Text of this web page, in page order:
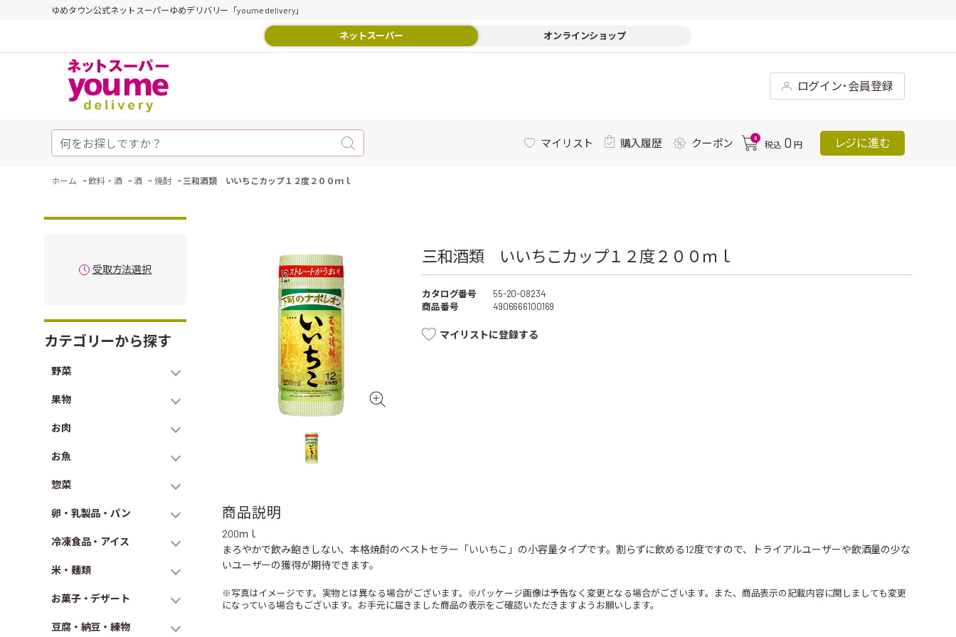
ゆめタウン公式ネットスーパーゆめデリバリー「youme delivery」
ネットスーパー オンラインショップ
ログイン･会員登録
マイリスト 購入履歴 クーポン 0
税込 0 円 レジに進む
ホーム -飲料・酒 -酒 - 焼酎 - 三和酒類 いいちこカップ１２度２００ｍｌ
受取方法選択
カテゴリーから探す
野菜
果物
お肉
お魚
惣菜
卵・乳製品・パン
冷凍食品・アイス
米・麺類
お菓子・デザート
豆腐・納豆・練物
三和酒類 いいちこカップ１２度２００ｍｌ
カタログ番号
55-20-08234
商品番号
4906666100169
マイリストに登録する
商品説明
200ｍｌ
まろやかで飲み飽きしない、本格焼酎のベストセラー「いいちこ」の小容量タイプです。割らずに飲める12度ですので、トライアルユーザーや飲酒量の少な
いユーザーの獲得が期待できます。
※写真はイメージです。実物とは異なる場合がございます。※パッケージ画像は予告なく変更となる場合がございます。また、商品表示の記載内容に関しましても変更
になっている場合もございます。お手元に届きました商品の表示をご確認いただきますようお願いします。